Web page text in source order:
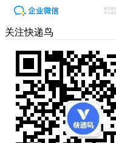
关注快递鸟